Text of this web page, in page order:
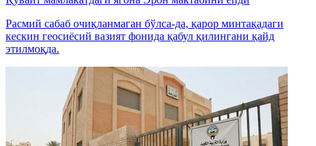
Расмий сабаб очиқланмаган бўлса-да, қарор минтақадаги
кескин геосиёсий вазият фонида қабул қилингани қайд
этилмоқда.